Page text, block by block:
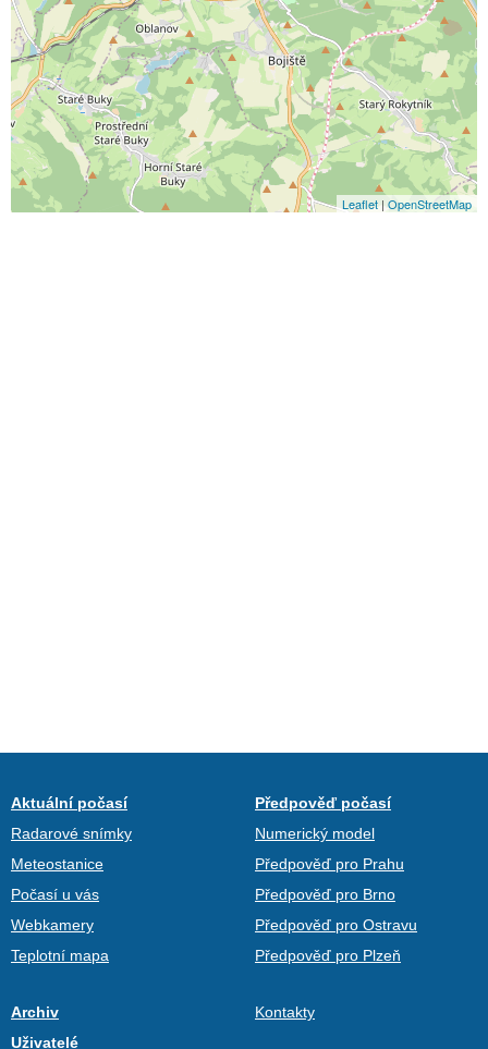
Leaflet | OpenStreetMap
Aktuální počasí
Radarové snímky
Meteostanice
Počasí u vás
Webkamery
Teplotní mapa
Předpověď počasí
Numerický model
Předpověď pro Prahu
Předpověď pro Brno
Předpověď pro Ostravu
Předpověď pro Plzeň
Archiv
Uživatelé
Kontakty